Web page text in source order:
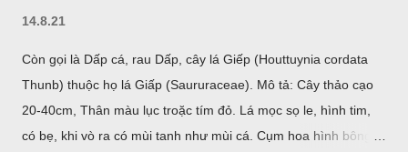
14.8.21
Còn gọi là Dấp cá, rau Dấp, cây lá Giếp (Houttuynia cordata
Thunb) thuộc họ lá Giấp (Saururaceae). Mô tả: Cây thảo cạo
20-40cm, Thân màu lục troặc tím đỏ. Lá mọc sọ le, hình tim,
có bẹ, khi vò ra có mùi tanh như mùi cá. Cụm hoa hình bông